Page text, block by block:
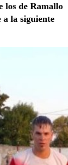
los de Ramallo
a la siguiente